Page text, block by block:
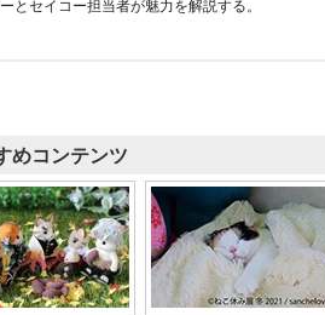
とセイコー担当者が魅力を解説する。
めコンテンツ